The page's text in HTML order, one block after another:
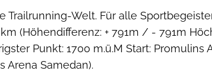
Trailrunning-Welt. Für alle
(Höhendifferenz: + 791m / - 791m
Punkt: 1700 m.ü.M Start: Promulins
Arena Samedan).